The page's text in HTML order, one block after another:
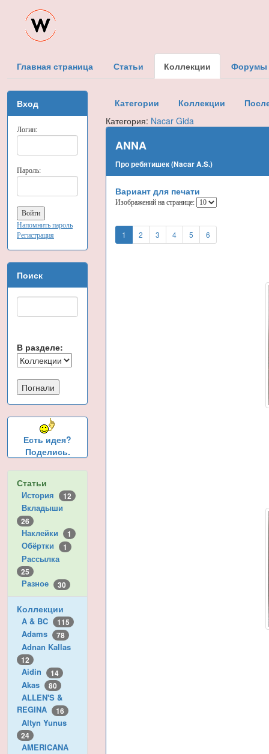
Главная страница Статьи Коллекции Форумы
Вход
Логин:
Пароль:
Напомнить пароль
Регистрация
Поиск
В разделе:
Есть идея?
Поделись.
Статьи
История 12
Вкладыши
26
Наклейки 1
Обёртки 1
Рассылка
25
Разное 30
Коллекции
A & BC 115
Adams 78
Adnan Kallas
12
Aidin 14
Akas 80
ALLEN'S &
REGINA
16
Altyn Yunus
24
AMERICANA
Категории Коллекции
Категория: Nacar Gida
ANNA
Про ребятишек (Nacar A.S.)
Вариант для печати
Изображений на странице:
1 2 3 4 5 6